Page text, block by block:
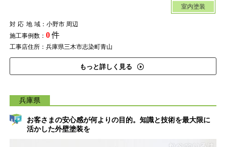
室内塗装
対応地域：小野市 周辺
施工事例数： 0件
工事店住所：兵庫県三木市志染町青山
もっと詳しく見る
兵庫県
お客さまの安心感が何よりの目的。知識と技術を最大限に
活かした外壁塗装を